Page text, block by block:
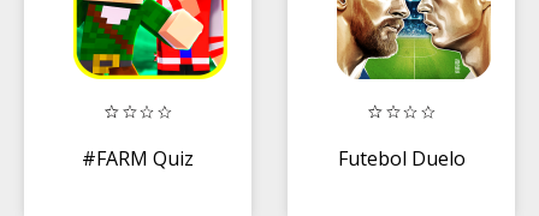
#FARM Quiz Futebol Duelo